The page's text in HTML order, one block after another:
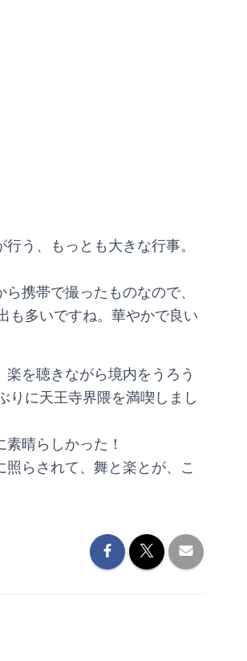
う、もっとも大きな行事。
携帯で撮ったものなので、
も多いですね。華やかで良い
を聴きながら境内をうろう
りに天王寺界隈を満喫しまし
晴らしかった！
らされて、舞と楽とが、こ